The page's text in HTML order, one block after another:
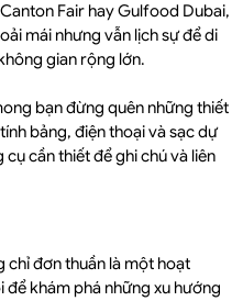
Fair hay Gulfood Dubai,
mái nhưng vẫn lịch sự để di
gian rộng lớn.
bạn đừng quên những thiết
bảng, điện thoại và sạc dự
cần thiết để ghi chú và liên
chỉ đơn thuần là một hoạt
khám phá những xu hướng